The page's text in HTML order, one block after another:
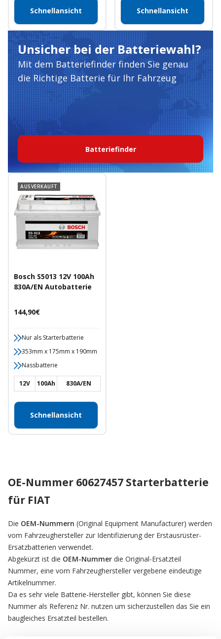
Schnellansicht Schnellansicht
Unsicher bei der Batteriewahl?
Mit dem Batteriefinder finden Sie genau
die Richtige Batterie für Ihr Fahrzeug
Batteriefinder
AUSVERKAUFT
Bosch S5013 12V 100Ah
830A/EN Autobatterie
Angebotspreis
144,90€
Nur als Starterbatterie
353mm x 175mm x 190mm
Nassbatterie
12V 100Ah 830A/EN
Schnellansicht
OE-Nummer 60627457 Starterbatterie
für FIAT
Die OEM-Nummern (Original Equipment Manufacturer) werden
vom Fahrzeughersteller zur Identifizierung der Erstausrüster-
Ersatzbatterien verwendet.
Abgekürzt ist die OEM-Nummer die Original-Ersatzteil
Nummer, eine vom Fahrzeughersteller vergebene eindeutige
Artikelnummer.
Da es sehr viele Batterie-Hersteller gibt, können Sie diese
Nummer als Referenz Nr. nutzen um sicherzustellen das Sie ein
baugleiches Ersatzteil bestellen.